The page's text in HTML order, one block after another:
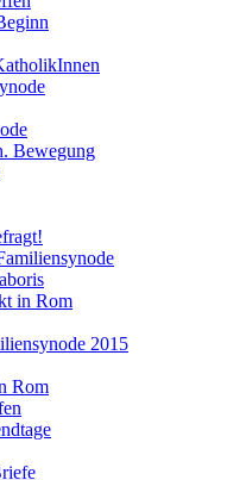
Bewegung
in Rom
2015
Rom